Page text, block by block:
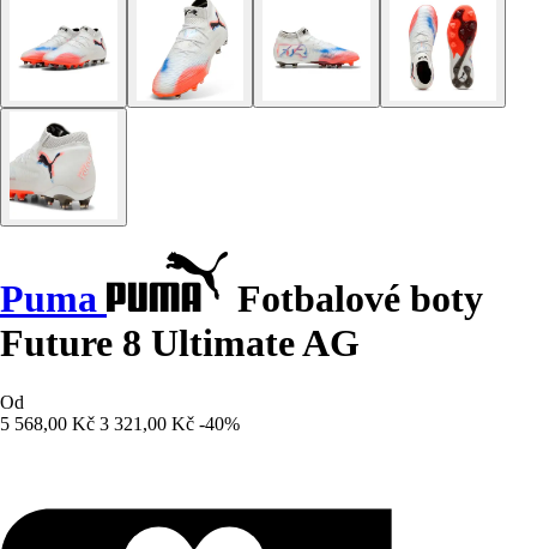
Puma
Fotbalové boty
Future 8 Ultimate AG
Od
5 568,00 Kč 3 321,00 Kč -40%